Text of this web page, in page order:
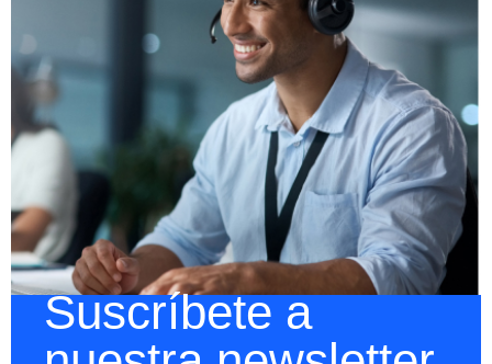
Suscríbete a